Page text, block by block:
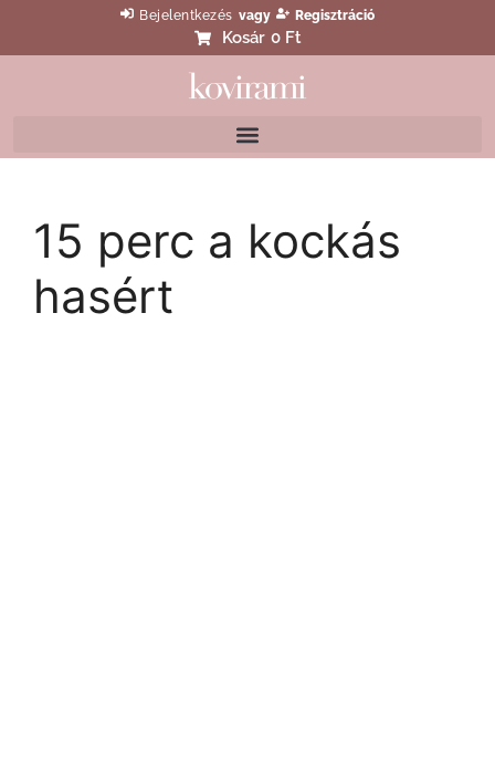
Bejelentkezés vagy Regisztráció
Kosár 0 Ft
15 perc a kockás
hasért